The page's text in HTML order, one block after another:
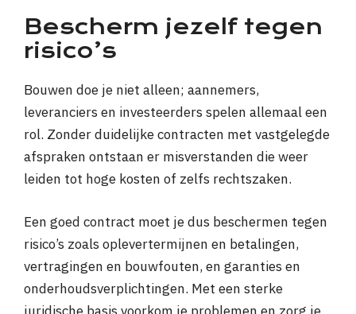
Bescherm jezelf tegen
risico’s
Bouwen doe je niet alleen; aannemers,
leveranciers en investeerders spelen allemaal een
rol. Zonder duidelijke contracten met vastgelegde
afspraken ontstaan er misverstanden die weer
leiden tot hoge kosten of zelfs rechtszaken.
Een goed contract moet je dus beschermen tegen
risico’s zoals oplevertermijnen en betalingen,
vertragingen en bouwfouten, en garanties en
onderhoudsverplichtingen. Met een sterke